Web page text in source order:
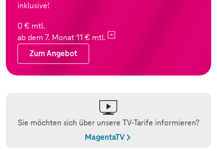
inklusive!
0 € mtl.
ab dem 7. Monat 11 € mtl.
Zum Angebot
Sie möchten sich über unsere TV-Tarife informieren?
MagentaTV